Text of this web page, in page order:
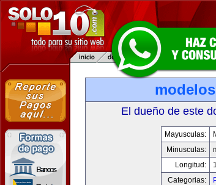
El dueño de este
Mayusculas:
Minusculas:
Longitud:
Categorias: